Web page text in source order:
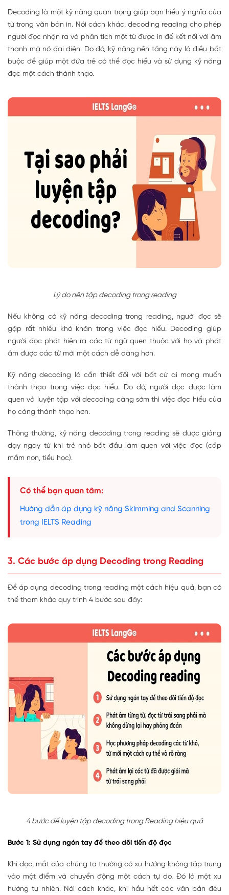
Decoding là một kỹ năng quan trọng giúp bạn hiểu ý nghĩa của
từ trong văn bản in. Nói cách khác, decoding reading cho phép
người đọc nhận ra và phân tích một từ được in để kết nối với âm
thanh mà nó đại diện. Do đó, kỹ năng nền tảng này là điều bắt
buộc để giúp một đứa trẻ có thể đọc hiểu và sử dụng kỹ năng
đọc một cách thành thạo.
Lý do nên tập decoding trong reading
Nếu không có kỹ năng decoding trong reading, người đọc sẽ
gặp rất nhiều khó khăn trong việc đọc hiểu. Decoding giúp
người đọc phát hiện ra các từ ngữ quen thuộc với họ và phát
âm được các từ mới một cách dễ dàng hơn.
Kỹ năng decoding là cần thiết đối với bất cứ ai mong muốn
thành thạo trong việc đọc hiểu. Do đó, người đọc được làm
quen và luyện tập với decoding càng sớm thì việc đọc hiểu của
họ càng thành thạo hơn.
Thông thường, kỹ năng decoding trong reading sẽ được giảng
dạy ngay từ khi trẻ nhỏ bắt đầu làm quen với việc đọc (cấp
mầm non, tiểu học).
Có thể bạn quan tâm:
Hướng dẫn áp dụng kỹ năng Skimming and Scanning
trong IELTS Reading
3. Các bước áp dụng Decoding trong Reading
Để áp dụng decoding trong reading một cách hiệu quả, bạn có
thể tham khảo quy trình 4 bước sau đây:
4 bước để luyện tập decoding trong Reading hiệu quả
Bước 1: Sử dụng ngón tay để theo dõi tiến độ đọc
Khi đọc, mắt của chúng ta thường có xu hướng không tập trung
vào một điểm và chuyển động một cách tự do. Đó là một xu
hướng tự nhiên. Nói cách khác, khi hầu hết các văn bản đều